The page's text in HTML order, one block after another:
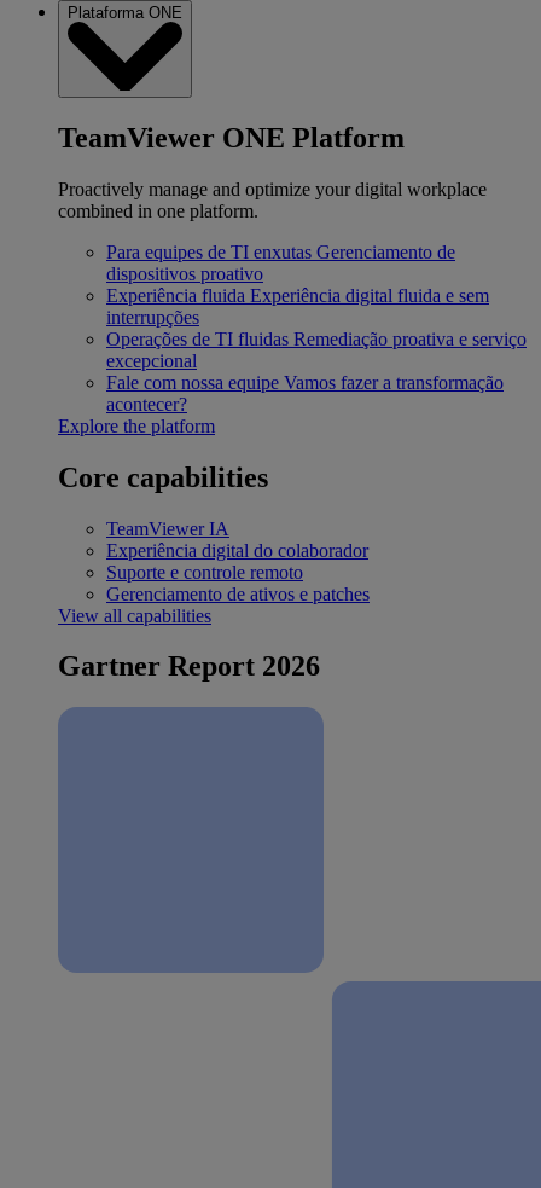
Plataforma ONE
TeamViewer ONE Platform
Proactively manage and optimize your digital workplace
combined in one platform.
Para equipes de TI enxutas Gerenciamento de
dispositivos proativo
Experiência fluida Experiência digital fluida e sem
interrupções
Operações de TI fluidas Remediação proativa e serviço
excepcional
Fale com nossa equipe Vamos fazer a transformação
acontecer?
Explore the platform
Core capabilities
TeamViewer IA
Experiência digital do colaborador
Suporte e controle remoto
Gerenciamento de ativos e patches
View all capabilities
Gartner Report 2026